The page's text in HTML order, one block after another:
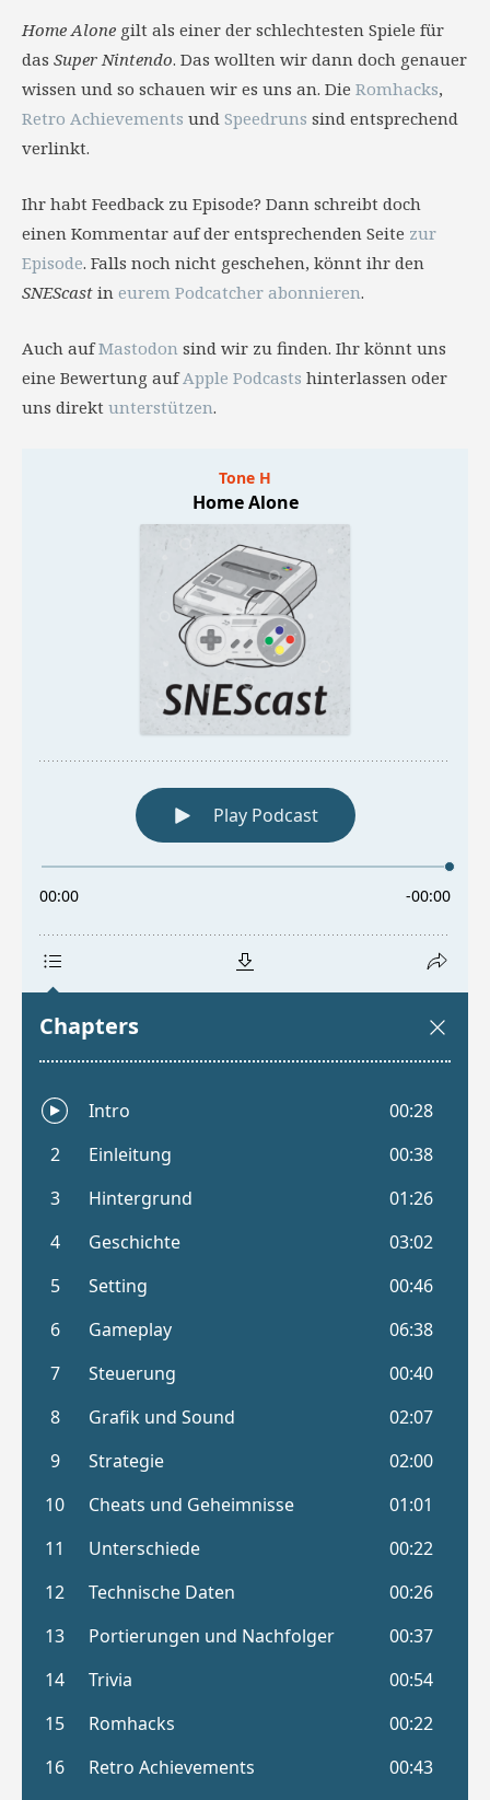
Home Alone gilt als einer der schlechtesten Spiele für
das Super Nintendo. Das wollten wir dann doch genauer
wissen und so schauen wir es uns an. Die Romhacks,
Retro Achievements und Speedruns sind entsprechend
verlinkt.
Ihr habt Feedback zu Episode? Dann schreibt doch
einen Kommentar auf der entsprechenden Seite zur
Episode. Falls noch nicht geschehen, könnt ihr den
SNEScast in eurem Podcatcher abonnieren.
Auch aufMastodon sind wir zu finden. Ihr könnt uns
eine Bewertung aufApple Podcasts hinterlassen oder
uns direkt unterstützen.